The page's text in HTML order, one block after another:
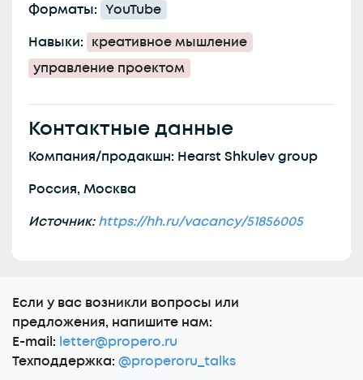
Форматы: YouTube
Навыки: креативное мышление
управление проектом
Контактные данные
Компания/продакшн: Hearst Shkulev group
Россия, Москва
Источник:https://hh.ru/vacancy/51856005
Еcли у вас возникли вопросы или
предложения, напишите нам:
E-mail: letter@propero.ru
Техподдержка: @properoru_talks